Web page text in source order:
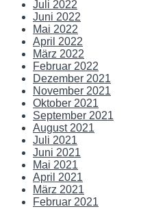
Juli 2022
Juni 2022
Mai 2022
April 2022
März 2022
Februar 2022
Dezember 2021
November 2021
Oktober 2021
September 2021
August 2021
Juli 2021
Juni 2021
Mai 2021
April 2021
März 2021
Februar 2021